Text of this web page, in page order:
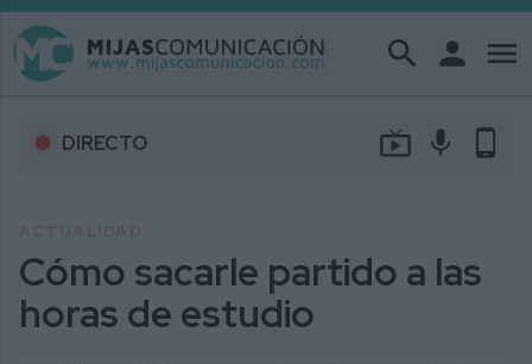
search person menu
DIRECTO live_tv mic phone_android
Cómo sacarle partido a las
horas de estudio